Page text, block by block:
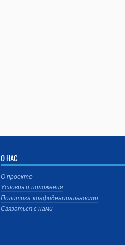
О НАС
О проекте
Условия и положения
Политика конфиденциальности
Связаться с нами